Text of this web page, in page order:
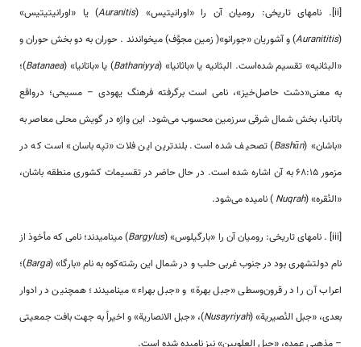
[ii]. نام­های تاریخی: رومیان آن را «اورانیتیس» ( Auranitis) یا «اورانیتیتیس»
(
Auranititis) و آشوریان «جورانو»( زمین مجوَّف) میخواندند . حوران به دو بخش حوران و
«البثانیه» تقسیم شده‌است. البثانیه یا «باثانیا» (Bathaniyya) یا «باتانیا» (Batanaea)؛
به معنی«دشت حاصل‌خیز»، نامی است برگرفته فرهنگ یهودی – مسیحی؛ درواقع
باتانیا، بخش شمال شرقی سرزمین محسوب می‌شود. این واژه در گویش محلی معاصر به
«باشان» (Bashān) تصحیف شده است. بلندترین این فلات «تپه باسان» است که در
مزمور 68:15 به آن اشاره شده است. در حال حاضر در تقسیمات کشوری منطقه باشان،
«النُقره» (Nuqrah ) نامیده می‌شود.
[iii] . نام­های تاریخی: رومیان آن را «بارگیلوس» ( Bargylus) مینامیدند؛ نامی که مأخوذ از
نام دولت­شهری بود در جنوب غربی حلب و در شمال این رشته‌كوه به نام «بارگا» (Barga)؛
اعراب آن را در قرون‌وسطی «جبل بهرة» و «جبل بهراء» مینامیدند؛ همچنین در ادوار
بعدی، «جبل النُصیریة» (Nusayriyah)، «جبل الانصاریة» و اخیراً به جهت بافت جمعیتی
– مذهبی عمده، «جبل العلویین» نیز نامیده شده است.